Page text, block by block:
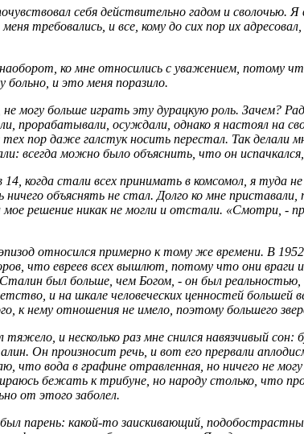
себя действительно гадом и сволочью.
требовались, и все, кому до сих пор их
ко мне относились с уважением, потому
и это меня поразило.
не могу больше играть эту дурацкую роль. Зачем?
прорабатывали, осуждали, однако я настоял на
пор даже галстук носить перестал. Так делали
всегда можно было объяснить, что он
когда стали всех принимать в комсомол, я туда
объяснять не стал. Долго ко мне
мое решение никак не могли и отстали. «Смотри, -
относился примерно к тому же времени. В
что евреев всех вышлют, потому что они
был больше, чем Богом, - он был реальностью,
и на шкале человеческих ценностей большей
к нему отношения не имело, поэтому большего
и несколько раз мне снился навязчивый
Он произносит речь, и вот его прервали
что вода в графине отравленная, но ничего не
бежать к трибуне, но народу столько, что
от этого заболел.
парень: какой-то заискивающий,